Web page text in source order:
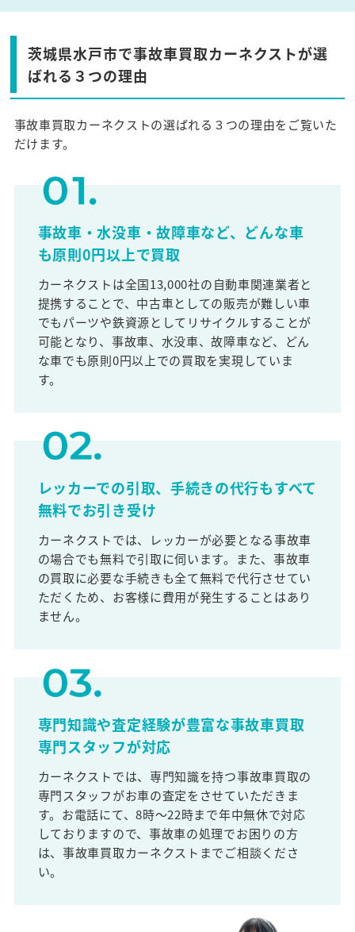
茨城県水戸市で事故車買取カーネクストが選
ばれる３つの理由
事故車買取カーネクストの選ばれる３つの理由をご覧いた
だけます。
事故車・水没車・故障車など、どんな車
も原則0円以上で買取
カーネクストは全国13,000社の自動車関連業者と
提携することで、中古車としての販売が難しい車
でもパーツや鉄資源としてリサイクルすることが
可能となり、事故車、水没車、故障車など、どん
な車でも原則0円以上での買取を実現していま
す。
レッカーでの引取、手続きの代行もすべて
無料でお引き受け
カーネクストでは、レッカーが必要となる事故車
の場合でも無料で引取に伺います。また、事故車
の買取に必要な手続きも全て無料で代行させてい
ただくため、お客様に費用が発生することはあり
ません。
専門知識や査定経験が豊富な事故車買取
専門スタッフが対応
カーネクストでは、専門知識を持つ事故車買取の
専門スタッフがお車の査定をさせていただきま
す。お電話にて、8時～22時まで年中無休で対応
しておりますので、事故車の処理でお困りの方
は、事故車買取カーネクストまでご相談くださ
い。